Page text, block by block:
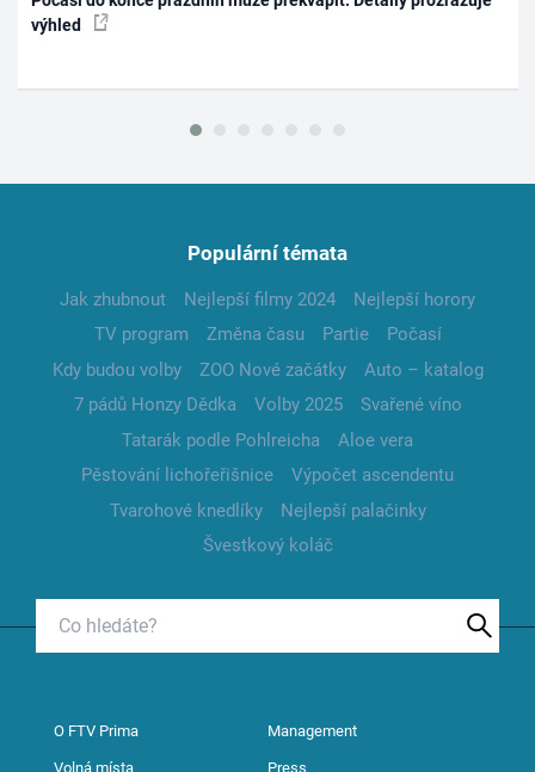
výhled
Populární témata
Jak zhubnout Nejlepší filmy 2024
Nejlepší horory
TV program
Změna času Partie
Počasí
Kdy budou volby
ZOO Nové začátky
Auto – katalog
7 pádů Honzy Dědka
Volby 2025
Svařené víno
Tatarák podle Pohlreicha
Aloe vera
Pěstování lichořeřišnice
Výpočet ascendentu
Tvarohové knedlíky
Nejlepší palačinky
Švestkový koláč
O FTV Prima Management
Volná místa Press